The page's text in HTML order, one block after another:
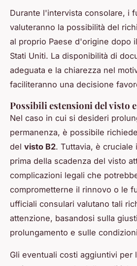
Durante l'intervista consolare, i
valuteranno la possibilità del
al proprio Paese d'origine dopo
Stati Uniti. La disponibilità di
adeguata e la chiarezza nel
faciliteranno una decisione
Possibili estensioni del visto
Nel caso in cui si desideri
permanenza, è possibile
del visto B2. Tuttavia, è cruciale
prima della scadenza del visto
complicazioni legali che
comprometterne il rinnovo o le
ufficiali consulari valutano tali
attenzione, basandosi sulla
prolungamento e sulle
Gli eventuali costi aggiuntivi per